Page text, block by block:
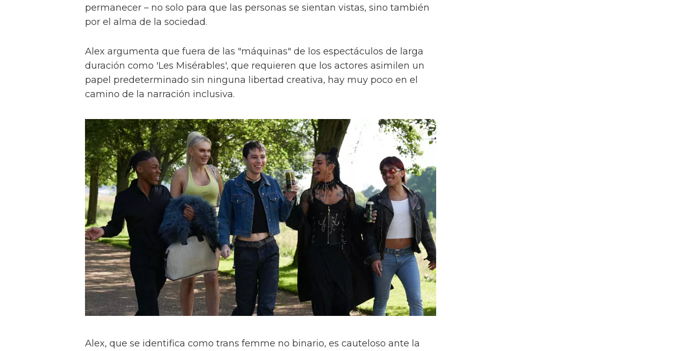
permanecer – no solo para que las personas se sientan vistas, sino también
por el alma de la sociedad.
Alex argumenta que fuera de las "máquinas" de los espectáculos de larga
duración como 'Les Misérables', que requieren que los actores asimilen un
papel predeterminado sin ninguna libertad creativa, hay muy poco en el
camino de la narración inclusiva.
Alex, que se identifica como trans femme no binario, es cauteloso ante la